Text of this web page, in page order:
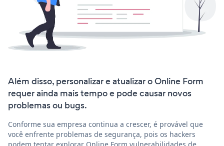
Além disso, personalizar e atualizar o Online Form
requer ainda mais tempo e pode causar novos
problemas ou bugs.
Conforme sua empresa continua a crescer, é provável que
você enfrente problemas de segurança, pois os hackers